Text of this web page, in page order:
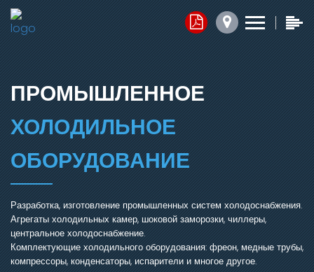
Контакты x
Юридический адрес:
050014, г.Алматы,
ул.Ангарская, д.103/2
График работы:
пн.-пт. с 7:30 до 16:30,
сб.-вс. Выходной
Прайс-листы x
1. Комплектующие
2. Запасные части
3. Агрегаты
Обратная связь x
Добавить файл ⬇
Нажимая кнопку, я соглашаюсь на обработку персональных
данных.
ПРОМЫШЛЕННОЕ
ХОЛОДИЛЬНОЕ
ОБОРУДОВАНИЕ
Разработка, изготовление промышленных систем холодоснабжения.
Агрегаты холодильных камер, шоковой заморозки, чиллеры,
центральное холодоснабжение.
Комплектующие холодильного оборудования: фреон, медные трубы,
компрессоры, конденсаторы, испарители и многое другое.